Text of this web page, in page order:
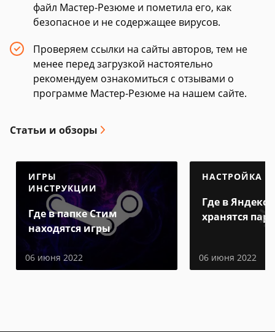
файл Мастер-Резюме и пометила его, как
безопасное и не содержащее вирусов.
Проверяем ссылки на сайты авторов, тем не
менее перед загрузкой настоятельно
рекомендуем ознакомиться с отзывами о
программе Мастер-Резюме на нашем сайте.
Статьи и обзоры
ИГРЫ
ИНСТРУКЦИИ
Где в папке Стим
находятся игры
06 июня 2022
НАСТРОЙКА
Где в Яндекс
хранятся
06 июня 2022